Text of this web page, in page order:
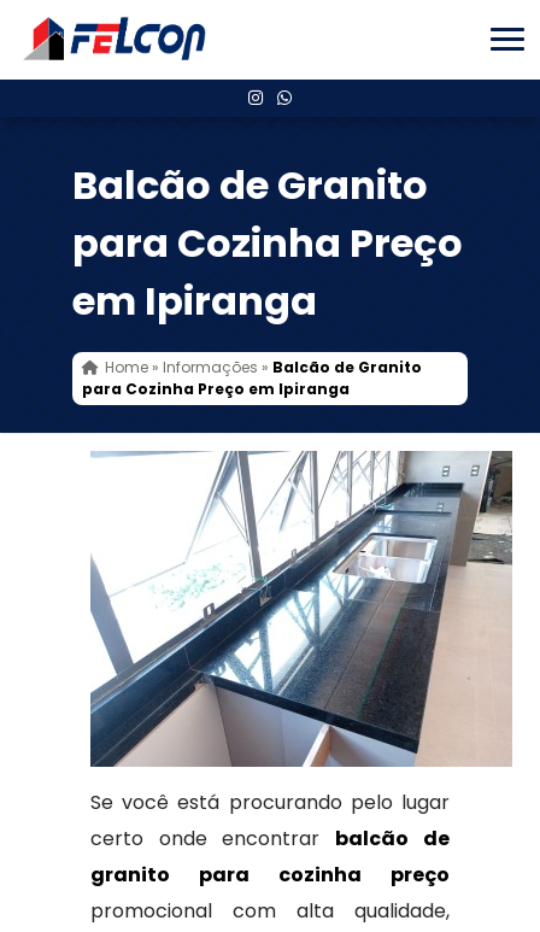
Balcão de Granito
para Cozinha Preço
em Ipiranga
Home» Informações » Balcão de Granito
para Cozinha Preço em Ipiranga
Se você está procurando pelo lugar
certo onde encontrar balcão de
granito para cozinha preço
promocional com alta qualidade,